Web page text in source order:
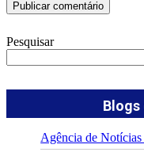
Pesquisar
Blogs
Agência de